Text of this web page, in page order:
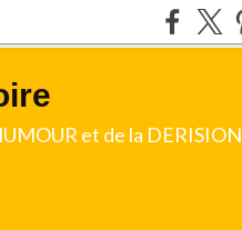
et de la DERISION